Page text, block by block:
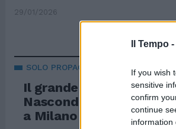
Il Tempo -
If you wish
sensitive
confirm
continue
information
29/01/2026
SOLO PROPAGANDA
Il grande imbroglio
Nascondono
a Milano con il falso